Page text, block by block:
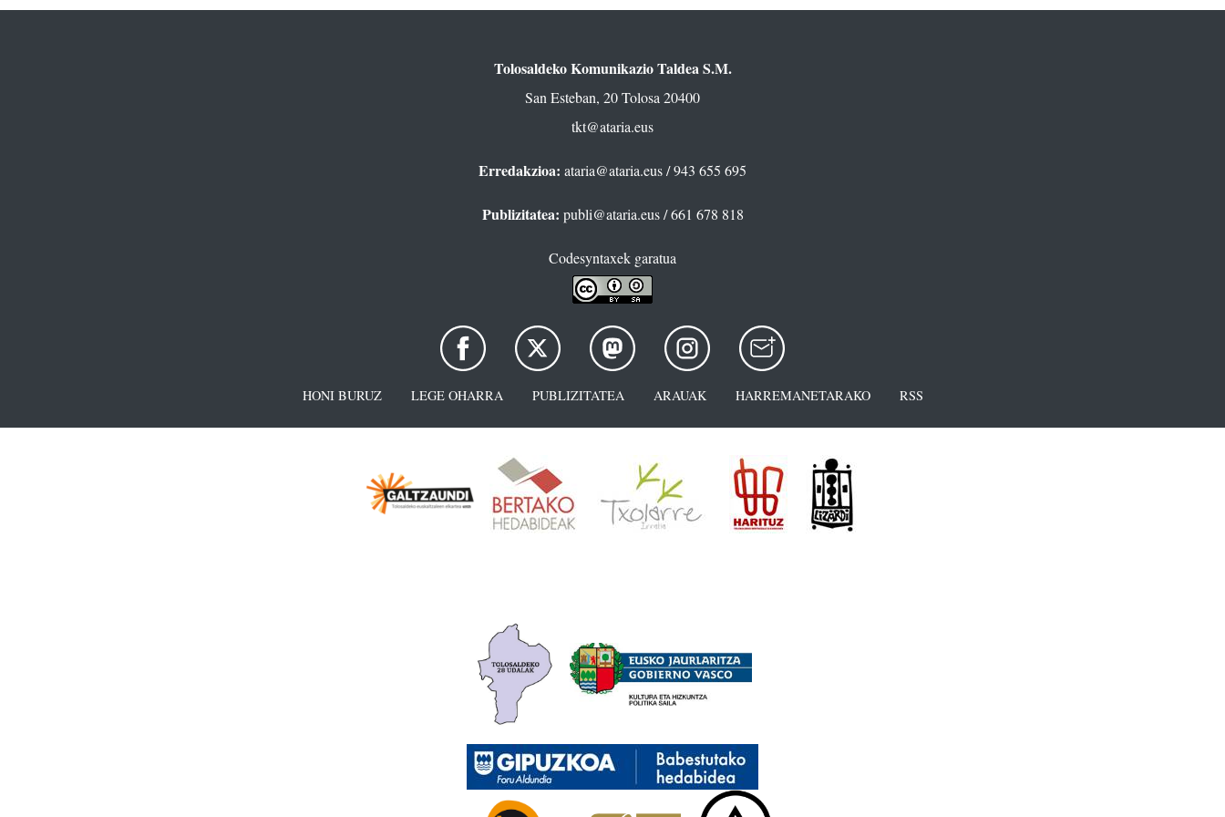
Tolosaldeko Komunikazio Taldea S.M.
San Esteban, 20 Tolosa 20400
tkt@ataria.eus
Erredakzioa: ataria@ataria.eus/ 943 655 695
Publizitatea: publi@ataria.eus/ 661 678 818
Codesyntaxek garatua
HONI BURUZ LEGE OHARRA PUBLIZITATEA ARAUAK HARREMANETARAKO RSS